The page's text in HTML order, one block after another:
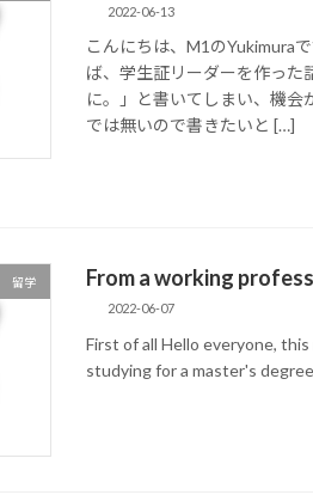
2022-06-13
こんにちは、M1のYukimura
ば、学生証リーダーを作った
に。」と書いてしまい、機会
では無いので書きたいと […]
留学 From a working
2022-06-07
First of all Hello everyone,
studying for a master's